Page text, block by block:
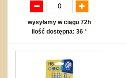
wysyłamy w ciągu 72h
ilość dostępna: 36 *